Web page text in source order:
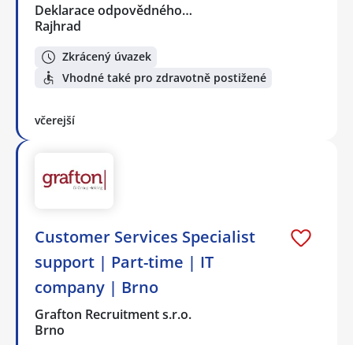
Deklarace odpovědného…
Rajhrad
Zkrácený úvazek
Vhodné také pro zdravotně postižené
včerejší
Customer Services Specialist
support | Part-time | IT
company | Brno
Grafton Recruitment s.r.o.
Brno